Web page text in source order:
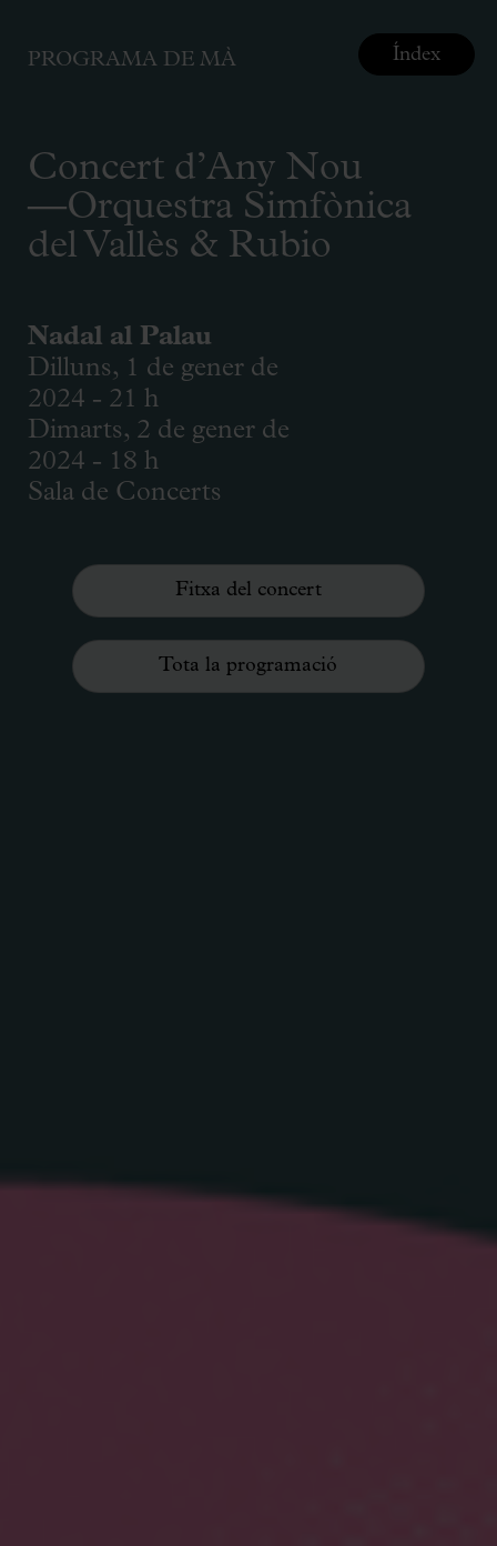
PROGRAMA DE MÀ
Concert d’Any Nou
—Orquestra Simfònica
del Vallès & Rubio
Nadal al Palau
Dilluns, 1 de gener de
2024 - 21 h
Dimarts, 2 de gener de
2024 - 18 h
Sala de Concerts
Fitxa del concert
Tota la programació
Índex